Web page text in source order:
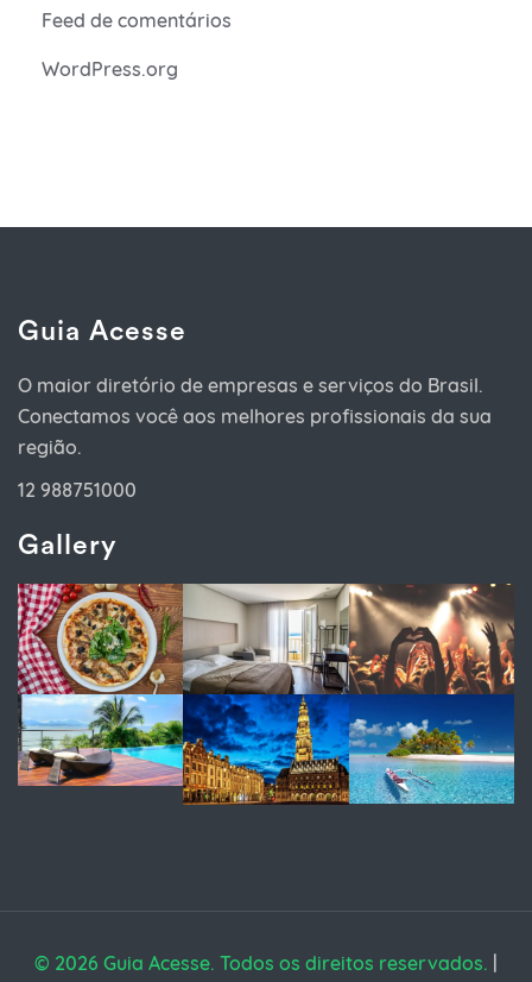
Feed de comentários
WordPress.org
Guia Acesse
O maior diretório de empresas e serviços do Brasil.
Conectamos você aos melhores profissionais da sua
região.
12 988751000
Gallery
© 2026 Guia Acesse. Todos os direitos reservados. |